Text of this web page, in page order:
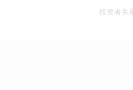
投资者关